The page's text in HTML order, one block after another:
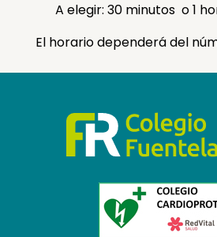
A elegir: 30 minutos o 1
El horario dependerá del